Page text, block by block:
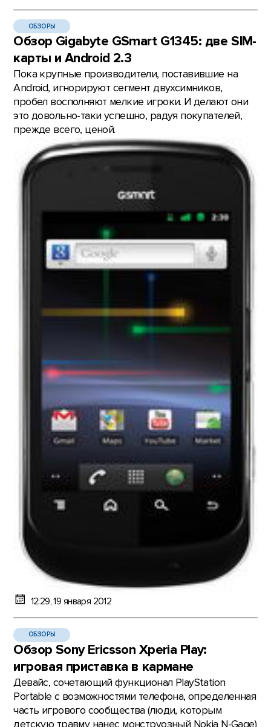
ОБЗОРЫ
Обзор Gigabyte GSmart G1345: две SIM-
карты и Android 2.3
Пока крупные производители, поставившие на
Android, игнорируют сегмент двухсимников,
пробел восполняют мелкие игроки. И делают они
это довольно-таки успешно, радуя покупателей,
прежде всего, ценой.
12:29, 19 января 2012
ОБЗОРЫ
Обзор Sony Ericsson Xperia Play:
игровая приставка в кармане
Девайс, сочетающий функционал PlayStation
Portable с возможностями телефона, определенная
часть игрового сообщества (люди, которым
детскую травму нанес монструозный Nokia N-Gage)